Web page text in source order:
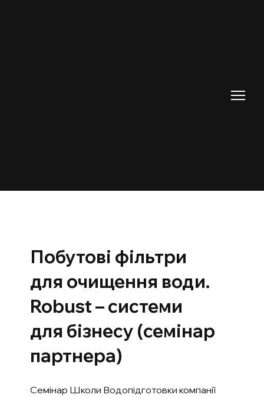
Побутові фільтри
для очищення води.
Robust – системи
для бізнесу (семінар
партнера)
Семінар Школи Водопідготовки компанії